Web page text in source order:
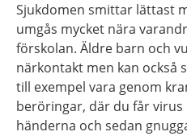
Sjukdomen smittar lättast
umgås mycket nära
förskolan. Äldre barn och
närkontakt men kan också
till exempel vara genom
beröringar, där du får
händerna och sedan